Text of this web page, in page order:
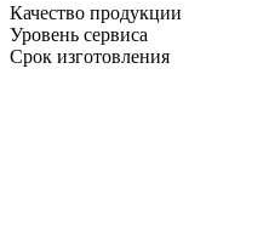
Качество продукции
Уровень сервиса
Срок изготовления